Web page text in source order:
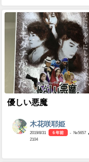
優しい悪魔
木花咲耶姫
2019/8/31 6 年前
- №5657
2104